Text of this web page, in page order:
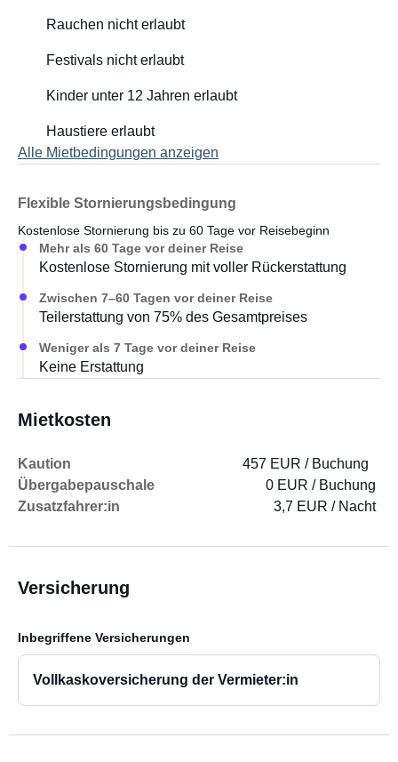
Rauchen nicht erlaubt
Festivals nicht erlaubt
Kinder unter 12 Jahren erlaubt
Haustiere erlaubt
Alle Mietbedingungen anzeigen
Flexible Stornierungsbedingung
Kostenlose Stornierung bis zu 60 Tage vor Reisebeginn
Mehr als 60 Tage vor deiner Reise
Kostenlose Stornierung mit voller Rückerstattung
Zwischen 7–60 Tagen vor deiner Reise
Teilerstattung von 75% des Gesamtpreises
Weniger als 7 Tage vor deiner Reise
Keine Erstattung
Mietkosten
Kaution
457 EUR / Buchung
Übergabepauschale
0 EUR / Buchung
Zusatzfahrer:in
3,7 EUR / Nacht
Versicherung
Inbegriffene Versicherungen
Vollkaskoversicherung der Vermieter:in